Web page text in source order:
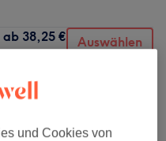
ab 38,25 €
Auswählen
ab 38,25 €
und Cookies von